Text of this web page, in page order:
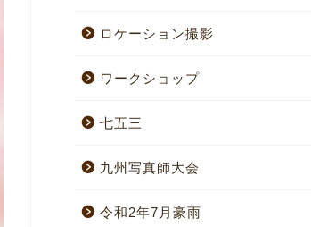
ロケーション撮影
ワークショップ
七五三
九州写真師大会
令和2年7月豪雨